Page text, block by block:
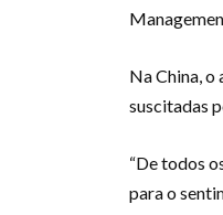
Na China, o
suscitadas
“De todos
para o